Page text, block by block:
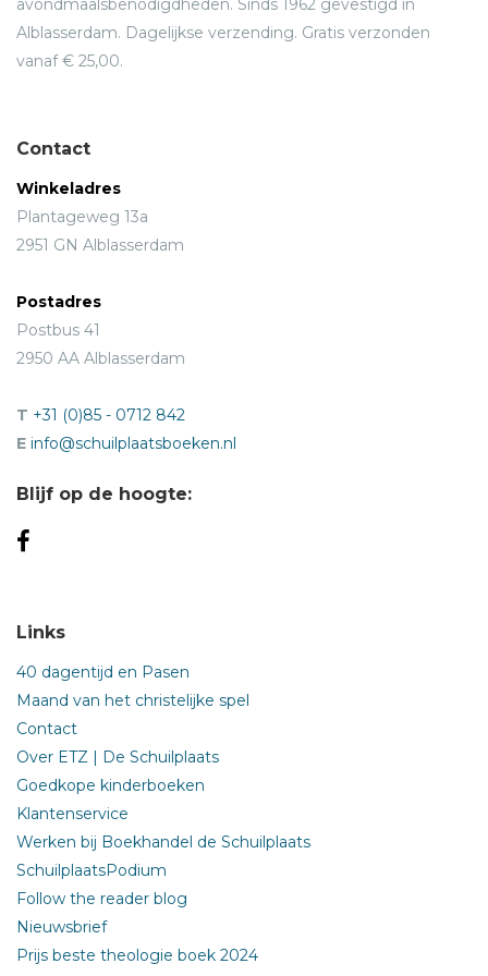
avondmaalsbenodigdheden. Sinds 1962 gevestigd in
Alblasserdam. Dagelijkse verzending. Gratis verzonden
vanaf € 25,00.
Contact
Winkeladres
Plantageweg 13a
2951 GN Alblasserdam
Postadres
Postbus 41
2950 AA Alblasserdam
T +31 (0)85 - 0712 842
E info@schuilplaatsboeken.nl
Blijf op de hoogte:
Links
40 dagentijd en Pasen
Maand van het christelijke spel
Contact
Over ETZ | De Schuilplaats
Goedkope kinderboeken
Klantenservice
Werken bij Boekhandel de Schuilplaats
SchuilplaatsPodium
Follow the reader blog
Nieuwsbrief
Prijs beste theologie boek 2024